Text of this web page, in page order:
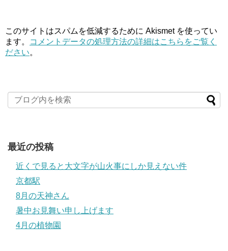
このサイトはスパムを低減するために Akismet を使ってい
ます。
コメントデータの処理方法の詳細はこちらをご覧く
ださい。
最近の投稿
近くで見ると大文字が山火事にしか見えない件
京都駅
8月の天神さん
暑中お見舞い申し上げます
4月の植物園